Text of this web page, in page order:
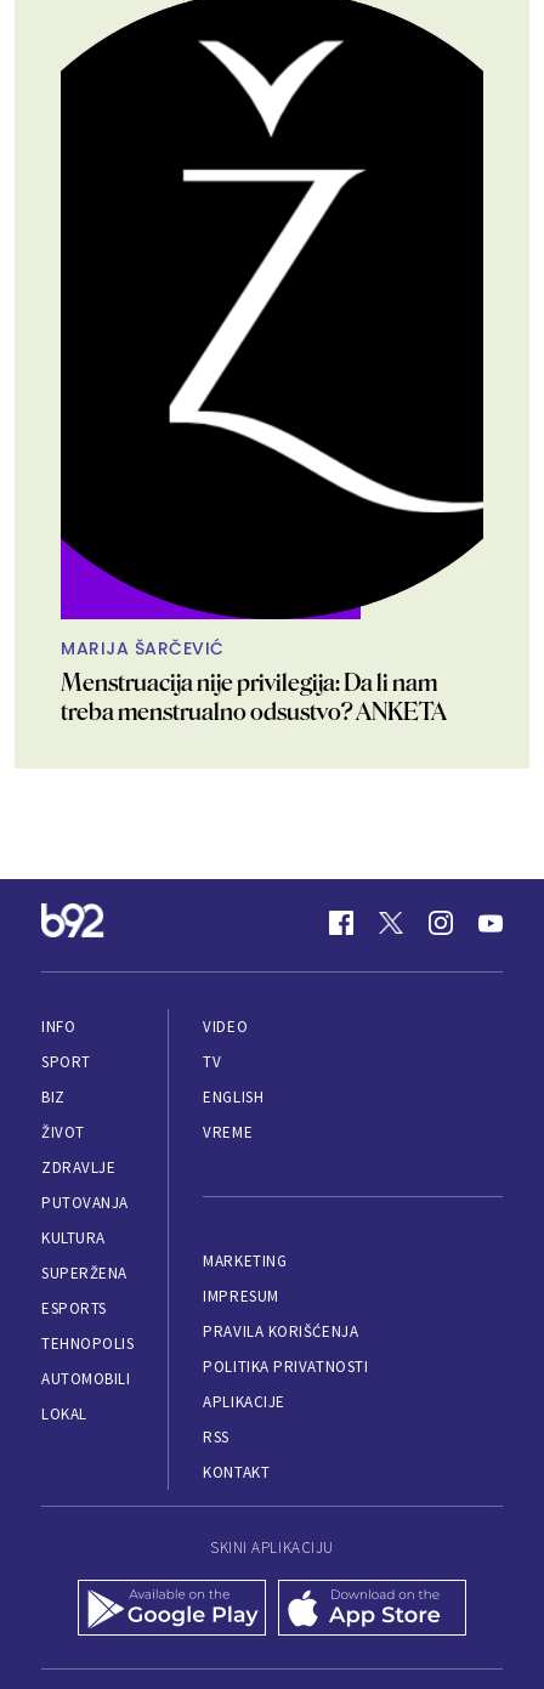
MARIJA ŠARČEVIĆ
Menstruacija nije privilegija: Da li nam
treba menstrualno odsustvo? ANKETA
INFO
SPORT
BIZ
ŽIVOT
ZDRAVLJE
PUTOVANJA
KULTURA
SUPERŽENA
ESPORTS
TEHNOPOLIS
AUTOMOBILI
LOKAL
VIDEO
TV
ENGLISH
VREME
MARKETING
IMPRESUM
PRAVILA KORIŠĆENJA
POLITIKA PRIVATNOSTI
APLIKACIJE
RSS
KONTAKT
SKINI APLIKACIJU